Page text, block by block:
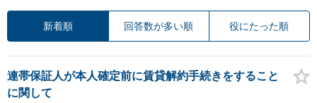
新着順 回答数が多い順 役にたった順
連帯保証人が本人確定前に賃貸解約手続きをすること
に関して